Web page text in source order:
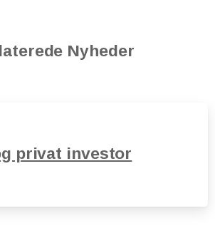
Nyheder
privat investor